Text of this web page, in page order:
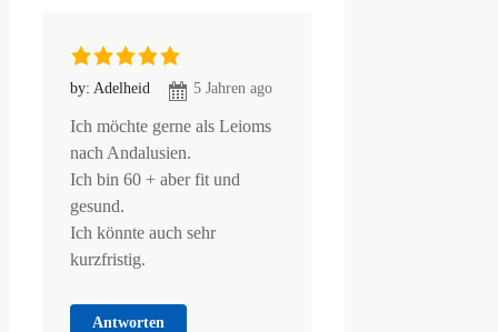
by: Adelheid 5 Jahren ago
Ich möchte gerne als Leioms
nach Andalusien.
Ich bin 60 + aber fit und
gesund.
Ich könnte auch sehr
kurzfristig.
Antworten